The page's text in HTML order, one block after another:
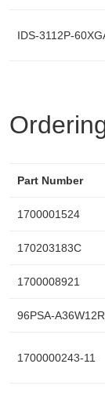
IDS-3112P-
Part Number
1700001524
170203183C
1700008921
96PSA-
1700000243-11